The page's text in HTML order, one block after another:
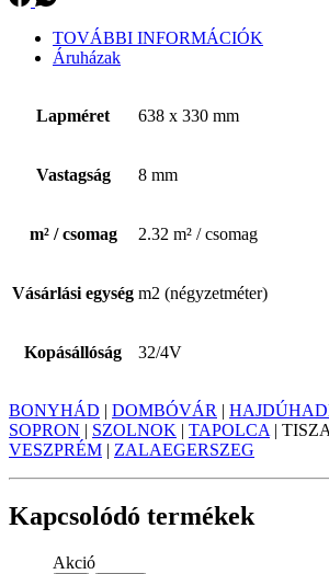
TOVÁBBI INFORMÁCIÓK
Áruházak
Lapméret 638 x 330 mm
Vastagság 8 mm
m² / csomag 2.32 m² / csomag
Vásárlási egység m2 (négyzetméter)
Kopásállóság 32/4V
BONYHÁD | DOMBÓVÁR |
SOPRON | SZOLNOK | TAPOLCA |
VESZPRÉM | ZALAEGERSZEG
Kapcsolódó termékek
Akció